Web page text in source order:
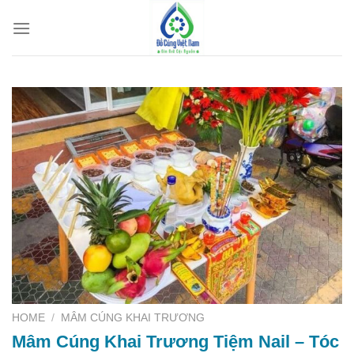
HOME / MÂM CÚNG KHAI TRƯƠNG
Mâm Cúng Khai Trương Tiệm Nail – Tóc